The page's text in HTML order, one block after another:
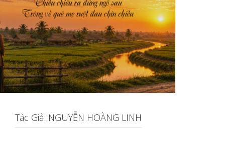
Tác Giả: NGUYỄN HOÀNG LINH